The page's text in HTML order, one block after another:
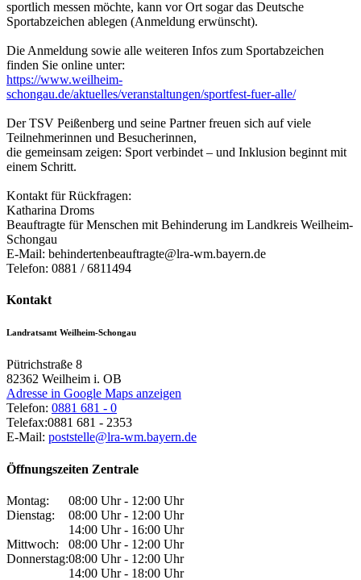
sportlich messen möchte, kann vor Ort sogar das Deutsche
Sportabzeichen ablegen (Anmeldung erwünscht).
Die Anmeldung sowie alle weiteren Infos zum Sportabzeichen
finden Sie online unter:
https://www.weilheim-
schongau.de/aktuelles/veranstaltungen/sportfest-fuer-alle/
Der TSV Peißenberg und seine Partner freuen sich auf viele
Teilnehmerinnen und Besucherinnen,
die gemeinsam zeigen: Sport verbindet – und Inklusion beginnt mit
einem Schritt.
Kontakt für Rückfragen:
Katharina Droms
Beauftragte für Menschen mit Behinderung im Landkreis Weilheim-
Schongau
E-Mail: behindertenbeauftragte@lra-wm.bayern.de
Telefon: 0881 / 6811494
Kontakt
Landratsamt Weilheim-Schongau
Pütrichstraße 8
82362 Weilheim i. OB
Adresse in Google Maps anzeigen
Telefon: 0881 681 - 0
Telefax:0881 681 - 2353
E-Mail: poststelle@lra-wm.bayern.de
Öffnungszeiten Zentrale
Montag:
08:00 Uhr - 12:00 Uhr
Dienstag:
08:00 Uhr - 12:00 Uhr
14:00 Uhr - 16:00 Uhr
Mittwoch:
08:00 Uhr - 12:00 Uhr
Donnerstag:08:00 Uhr - 12:00 Uhr
14:00 Uhr - 18:00 Uhr